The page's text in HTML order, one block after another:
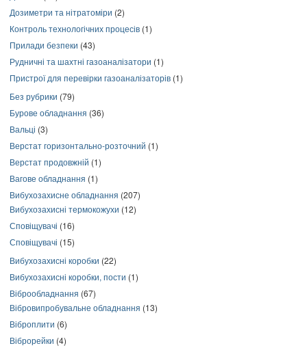
Дозиметри та нітратоміри (2)
Контроль технологічних процесів (1)
Прилади безпеки (43)
Рудничні та шахтні газоаналізатори (1)
Пристрої для перевірки газоаналізаторів (1)
Без рубрики (79)
Бурове обладнання (36)
Вальці (3)
Верстат горизонтально-розточний (1)
Верстат продовжній (1)
Вагове обладнання (1)
Вибухозахисне обладнання (207)
Вибухозахисні термокожухи (12)
Сповіщувачі (16)
Сповіщувачі (15)
Вибухозахисні коробки (22)
Вибухозахисні коробки, пости (1)
Віброобладнання (67)
Вібровипробувальне обладнання (13)
Віброплити (6)
Віброрейки (4)